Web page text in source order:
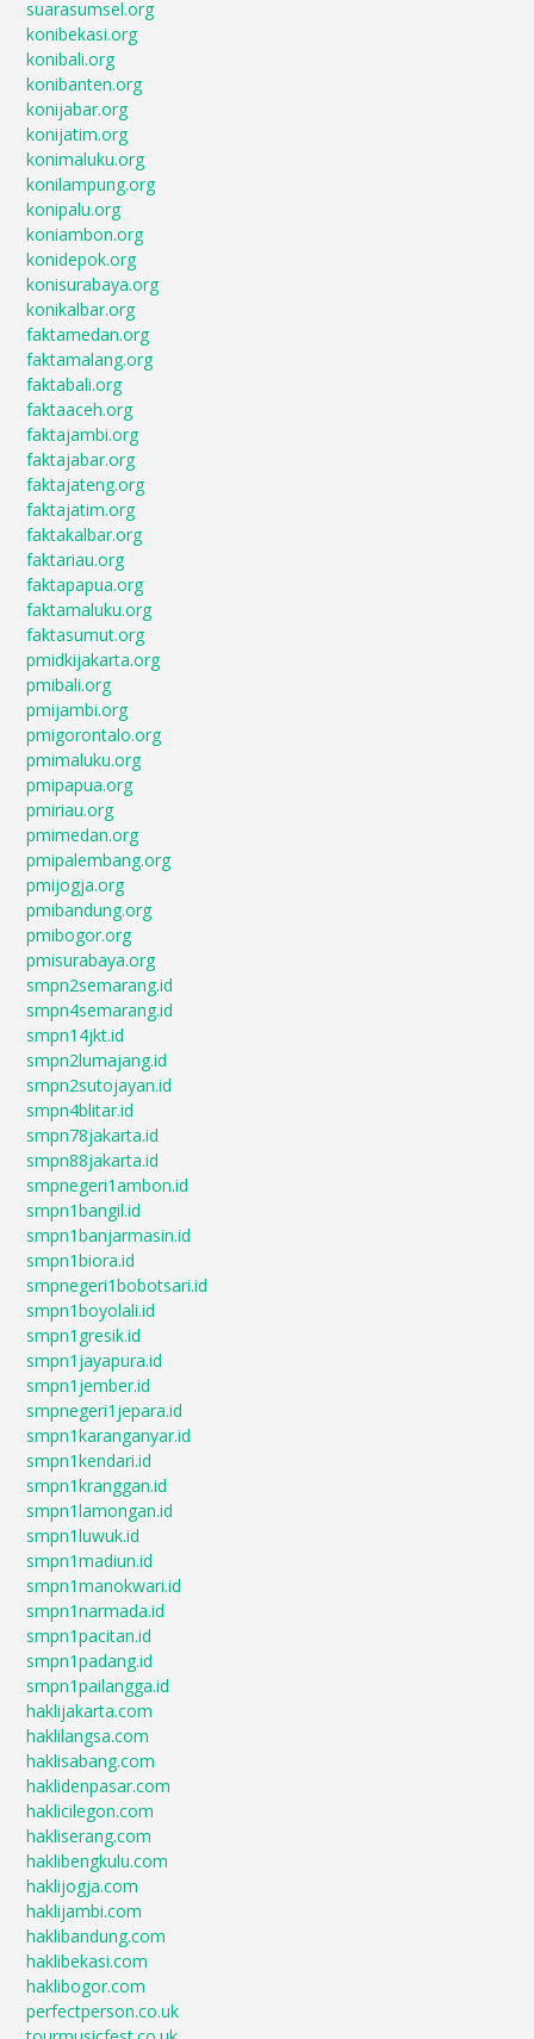
suarasumsel.org
konibekasi.org
konibali.org
konibanten.org
konijabar.org
konijatim.org
konimaluku.org
konilampung.org
konipalu.org
koniambon.org
konidepok.org
konisurabaya.org
konikalbar.org
faktamedan.org
faktamalang.org
faktabali.org
faktaaceh.org
faktajambi.org
faktajabar.org
faktajateng.org
faktajatim.org
faktakalbar.org
faktariau.org
faktapapua.org
faktamaluku.org
faktasumut.org
pmidkijakarta.org
pmibali.org
pmijambi.org
pmigorontalo.org
pmimaluku.org
pmipapua.org
pmiriau.org
pmimedan.org
pmipalembang.org
pmijogja.org
pmibandung.org
pmibogor.org
pmisurabaya.org
smpn2semarang.id
smpn4semarang.id
smpn14jkt.id
smpn2lumajang.id
smpn2sutojayan.id
smpn4blitar.id
smpn78jakarta.id
smpn88jakarta.id
smpnegeri1ambon.id
smpn1bangil.id
smpn1banjarmasin.id
smpn1biora.id
smpnegeri1bobotsari.id
smpn1boyolali.id
smpn1gresik.id
smpn1jayapura.id
smpn1jember.id
smpnegeri1jepara.id
smpn1karanganyar.id
smpn1kendari.id
smpn1kranggan.id
smpn1lamongan.id
smpn1luwuk.id
smpn1madiun.id
smpn1manokwari.id
smpn1narmada.id
smpn1pacitan.id
smpn1padang.id
smpn1pailangga.id
haklijakarta.com
haklilangsa.com
haklisabang.com
haklidenpasar.com
haklicilegon.com
hakliserang.com
haklibengkulu.com
haklijogja.com
haklijambi.com
haklibandung.com
haklibekasi.com
haklibogor.com
perfectperson.co.uk